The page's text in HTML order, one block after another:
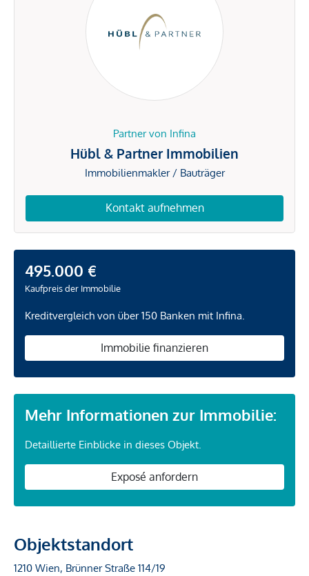
Partner von Infina
Hübl & Partner Immobilien
Immobilienmakler / Bauträger
Kontakt aufnehmen
495.000 €
Kaufpreis der Immobilie
Kreditvergleich von über 150 Banken mit Infina.
Immobilie finanzieren
Mehr Informationen zur Immobilie:
Detaillierte Einblicke in dieses Objekt.
Exposé anfordern
Objektstandort
1210 Wien, Brünner Straße 114/19